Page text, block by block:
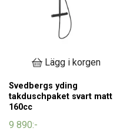
Lägg i korgen
Svedbergs yding
takduschpaket svart matt
160cc
9 890:-